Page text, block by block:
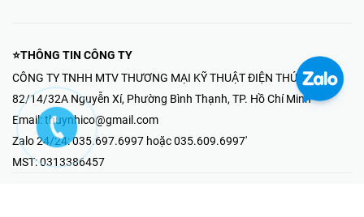
⭐THÔNG TIN CÔNG TY
CÔNG TY TNHH MTV THƯƠNG MẠI KỸ THUẬT ĐIỆN THÚY NHI
82/14/32A Nguyễn Xí, Phường Bình Thạnh, TP. Hồ Chí Minh
Email: thuynhico@gmail.com
Zalo 24/24:035.697.6997 hoặc 035.609.6997'
MST:0313386457